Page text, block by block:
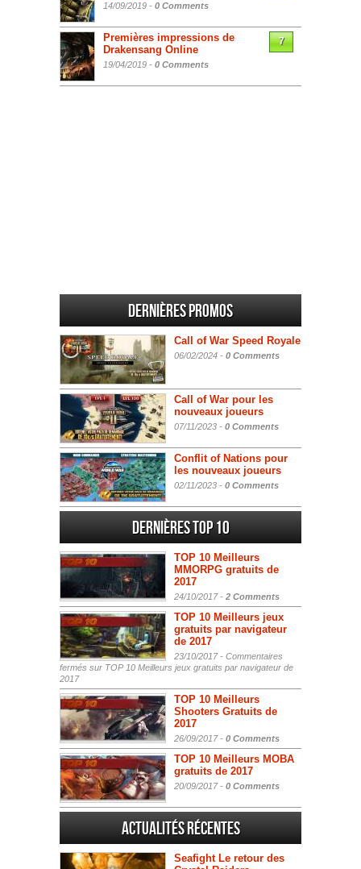
14/09/2019 - 0 Comments
Premières impressions de
Drakensang Online
19/04/2019 - 0 Comments
7
Dernières promos
Call of War Speed Royale
06/02/2024 - 0 Comments
Call of War pour les
nouveaux joueurs
07/11/2023 - 0 Comments
Conflit of Nations pour
les nouveaux joueurs
02/11/2023 - 0 Comments
Dernières Top 10
TOP 10 Meilleurs
MMORPG gratuits de
2017
24/10/2017 - 2 Comments
TOP 10 Meilleurs jeux
gratuits par navigateur
de 2017
23/10/2017 - Commentaires
fermés sur TOP 10 Meilleurs jeux gratuits par navigateur de
2017
TOP 10 Meilleurs
Shooters Gratuits de
2017
26/09/2017 - 0 Comments
TOP 10 Meilleurs MOBA
gratuits de 2017
20/09/2017 - 0 Comments
Actualités Récentes
Seafight Le retour des